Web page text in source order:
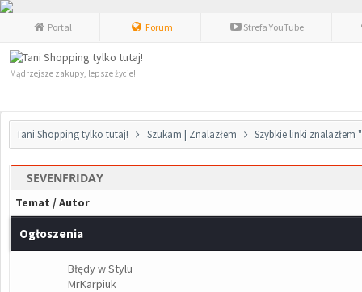
Portal Forum Strefa YouTube
Mądrzejsze zakupy, lepsze życie!
Tani Shopping tylko tutaj! Szukam | Znalazłem Szybkie linki znalazłem
SEVENFRIDAY
Temat /Autor
Ogłoszenia
Błędy w Stylu
MrKarpiuk